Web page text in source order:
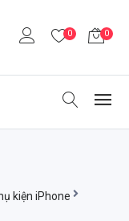
0 0
kiện iPhone